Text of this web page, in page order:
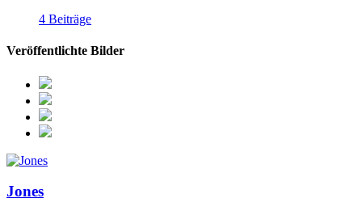
4 Beiträge
Veröffentlichte Bilder
Jones